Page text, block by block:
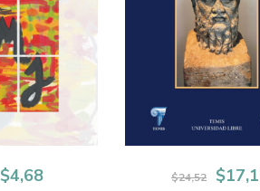
El
$4,68El
$24,52
El
$